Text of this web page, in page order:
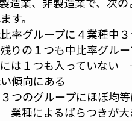
す。
率グループに４業種中
りの１つも中比率グル
には１つも入っていな
傾向にある
つのグループにほぼ均等
種によるばらつきが大